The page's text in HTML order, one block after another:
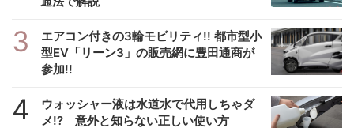
3
エアコン付きの3輪モビリティ!! 都市型小
型EV「リーン3」の販売網に豊田通商が
参加!!
4
ウォッシャー液は水道水で代用しちゃダ
メ!? 意外と知らない正しい使い方